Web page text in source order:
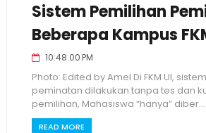
Sistem Pemilihan
Beberapa Kampus
10:48:00 PM
Photo: Edited by Amel Di FKM UI,
peminatan dilakukan tanpa tes dan
pemilihan, Mahasiswa “hanya” diber...
READ MORE